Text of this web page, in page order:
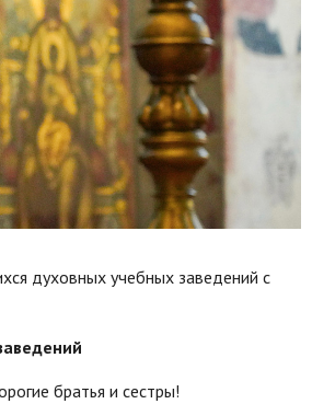
духовных учебных заведений с
братья и сестры!